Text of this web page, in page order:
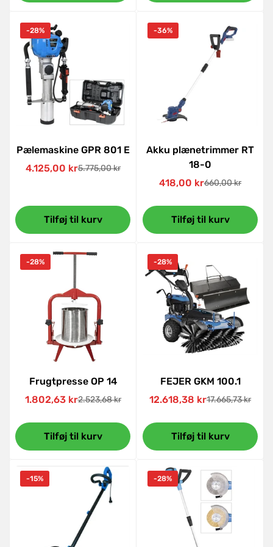
-28%
Pælemaskine GPR 801 E
Udsalgspris
4.125,00 krNormal
5.775,00 kr
Tilføj til kurv
-36%
Akku plænetrimmer RT
18-0
Udsalgspris
418,00 krNormal
660,00 kr
Tilføj til kurv
-28%
Frugtpresse OP 14
Udsalgspris
1.802,63 krNormal
2.523,68 kr
Tilføj til kurv
-28%
FEJER GKM 100.1
Udsalgspris
12.618,38 krNormal
17.665,73 kr
Tilføj til kurv
-15% -28%